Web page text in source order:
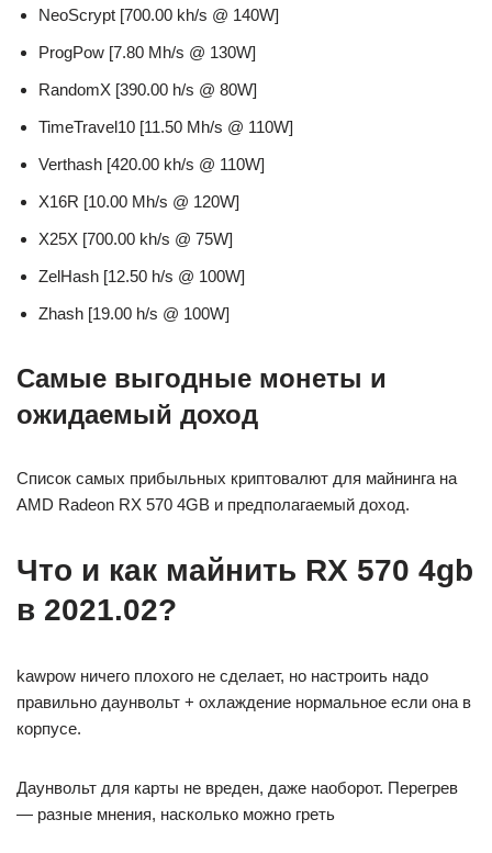
NeoScrypt [700.00 kh/s @ 140W]
ProgPow [7.80 Mh/s @ 130W]
RandomX [390.00 h/s @ 80W]
TimeTravel10 [11.50 Mh/s @ 110W]
Verthash [420.00 kh/s @ 110W]
X16R [10.00 Mh/s @ 120W]
X25X [700.00 kh/s @ 75W]
ZelHash [12.50 h/s @ 100W]
Zhash [19.00 h/s @ 100W]
Самые выгодные монеты и
ожидаемый доход
Список самых прибыльных криптовалют для майнинга на
AMD Radeon RX 570 4GB и предполагаемый доход.
Что и как майнить RX 570 4gb
в 2021.02?
kawpow ничего плохого не сделает, но настроить надо
правильно даунвольт + охлаждение нормальное если она в
корпусе.
Даунвольт для карты не вреден, даже наоборот. Перегрев
— разные мнения, насколько можно греть